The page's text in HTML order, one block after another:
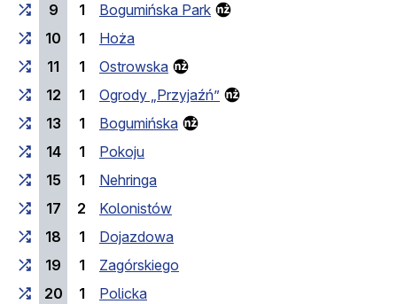
9
1
Bogumińska Park
10
1
Hoża
11
1
Ostrowska
12
1
Ogrody „Przyjaźń”
13
1
Bogumińska
14
1
Pokoju
15
1
Nehringa
17
2
Kolonistów
18
1
Dojazdowa
19
1
Zagórskiego
20
1
Policka